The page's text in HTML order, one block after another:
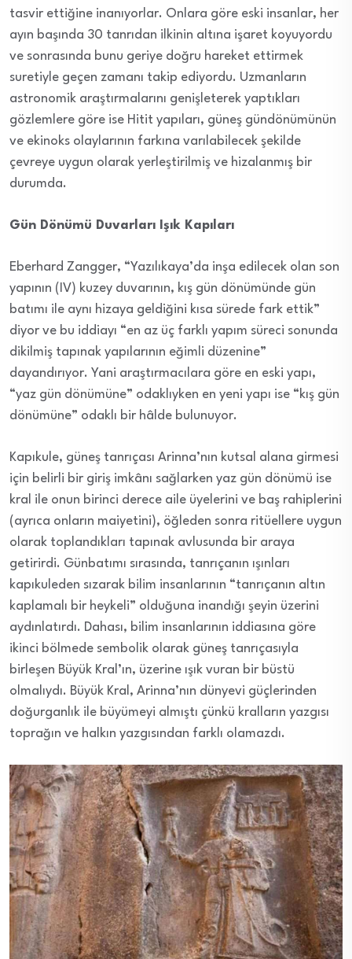
tasvir ettiğine inanıyorlar. Onlara göre eski insanlar, her
ayın başında 30 tanrıdan ilkinin altına işaret koyuyordu
ve sonrasında bunu geriye doğru hareket ettirmek
suretiyle geçen zamanı takip ediyordu. Uzmanların
astronomik araştırmalarını genişleterek yaptıkları
gözlemlere göre ise Hitit yapıları, güneş gündönümünün
ve ekinoks olaylarının farkına varılabilecek şekilde
çevreye uygun olarak yerleştirilmiş ve hizalanmış bir
durumda.
Gün Dönümü Duvarları Işık Kapıları
Eberhard Zangger, “Yazılıkaya’da inşa edilecek olan son
yapının (IV) kuzey duvarının, kış gün dönümünde gün
batımı ile aynı hizaya geldiğini kısa sürede fark ettik”
diyor ve bu iddiayı “en az üç farklı yapım süreci sonunda
dikilmiş tapınak yapılarının eğimli düzenine”
dayandırıyor. Yani araştırmacılara göre en eski yapı,
“yaz gün dönümüne” odaklıyken en yeni yapı ise “kış gün
dönümüne” odaklı bir hâlde bulunuyor.
Kapıkule, güneş tanrıçası Arinna’nın kutsal alana girmesi
için belirli bir giriş imkânı sağlarken yaz gün dönümü ise
kral ile onun birinci derece aile üyelerini ve baş rahiplerini
(ayrıca onların maiyetini), öğleden sonra ritüellere uygun
olarak toplandıkları tapınak avlusunda bir araya
getirirdi. Günbatımı sırasında, tanrıçanın ışınları
kapıkuleden sızarak bilim insanlarının “tanrıçanın altın
kaplamalı bir heykeli” olduğuna inandığı şeyin üzerini
aydınlatırdı. Dahası, bilim insanlarının iddiasına göre
ikinci bölmede sembolik olarak güneş tanrıçasıyla
birleşen Büyük Kral’ın, üzerine ışık vuran bir büstü
olmalıydı. Büyük Kral, Arinna’nın dünyevi güçlerinden
doğurganlık ile büyümeyi almıştı çünkü kralların yazgısı
toprağın ve halkın yazgısından farklı olamazdı.